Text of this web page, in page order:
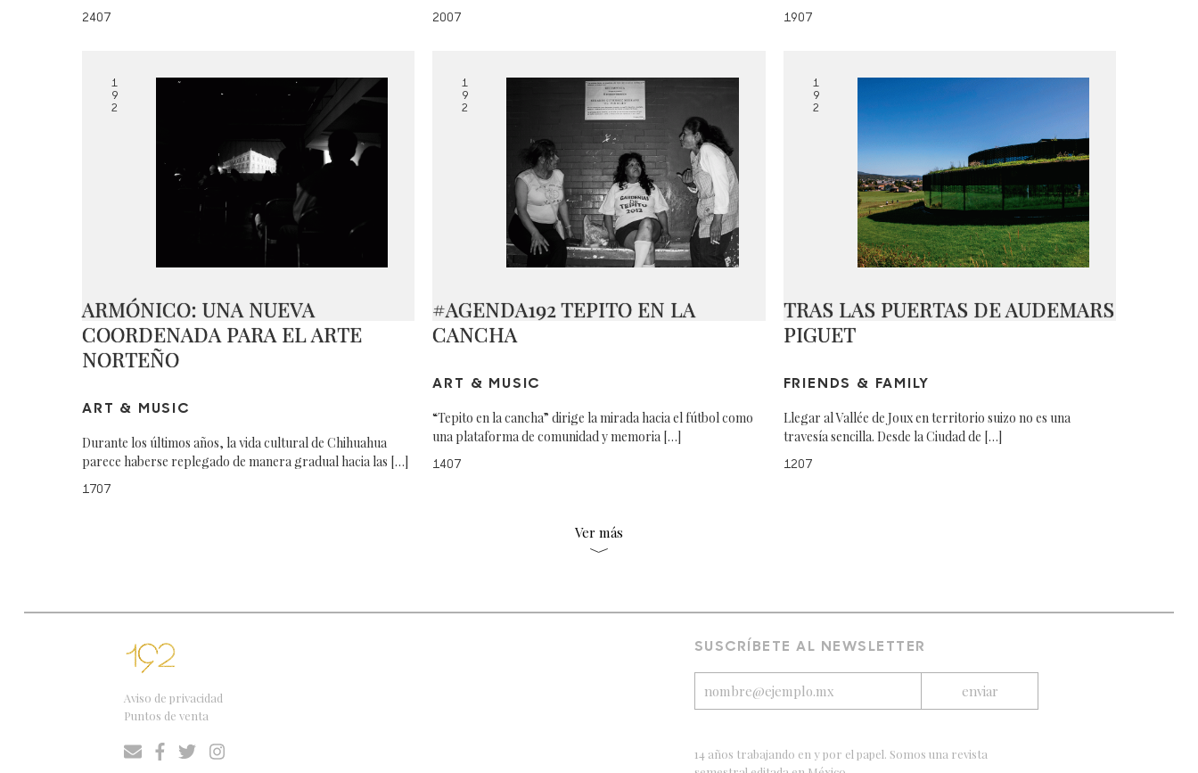
2407 2007 1907
1
9
2
ARMÓNICO: UNA NUEVA
COORDENADA PARA EL ARTE
NORTEÑO
ART & MUSIC
Durante los últimos años, la vida cultural de Chihuahua
parece haberse replegado de manera gradual hacia las […]
1707
1
9
2
#AGENDA192 TEPITO EN LA
CANCHA
ART & MUSIC
“Tepito en la cancha” dirige la mirada hacia el fútbol como
una plataforma de comunidad y memoria […]
1407
1
9
2
TRAS LAS PUERTAS DE AUDEMARS
PIGUET
FRIENDS & FAMILY
Llegar al Vallée de Joux en territorio suizo no es una
travesía sencilla. Desde la Ciudad de […]
1207
Ver más
Aviso de privacidad
Puntos de venta
SUSCRÍBETE AL NEWSLETTER
14 años trabajando en y por el papel. Somos una revista